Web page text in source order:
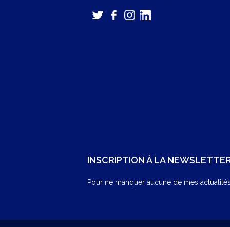
INSCRIPTION À LA
Pour ne manquer aucune de mes